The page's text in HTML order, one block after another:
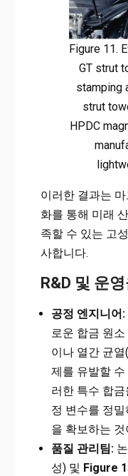
Figure 11.
GT strut
stamping
strut
HPDC
이러한 결과는
화를 통해 미래
족할 수 있는 고
사합니다.
R&D 및 운
공정 엔지니어:
로운 합금 원
이나 열간 균
제를 유발할
러한 특수 합
정 변수를 정
을 확보하는
품질 관리팀:논
성) 및 Figure